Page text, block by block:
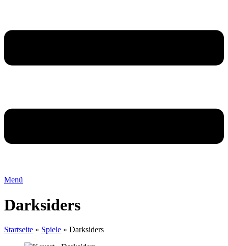
Menü
Darksiders
Startseite » Spiele » Darksiders